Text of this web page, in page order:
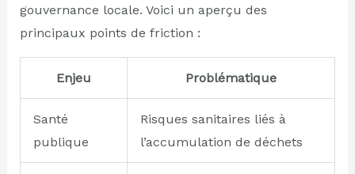
gouvernance locale. Voici un aperçu des
principaux points de friction :
Enjeu Problématique
Santé
publique
Risques sanitaires liés à
l’accumulation de déchets